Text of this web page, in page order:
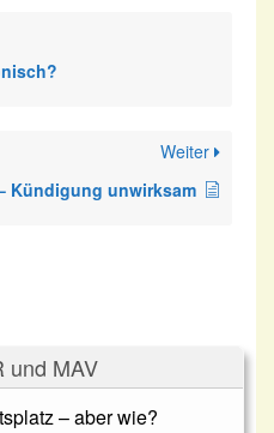
und MAV
– aber wie?
Weiter
Kündigung unwirksam